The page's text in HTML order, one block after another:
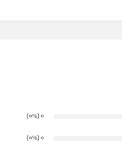
0
(0
%
)
0
(0
%
)